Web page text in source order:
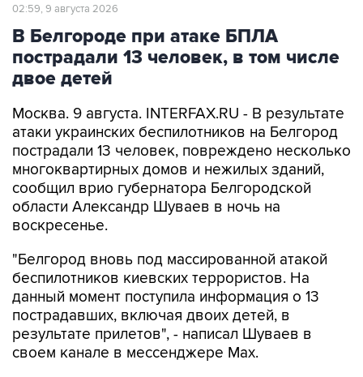
02:59, 9 августа 2026
В Белгороде при атаке БПЛА
пострадали 13 человек, в том числе
двое детей
Москва. 9 августа. INTERFAX.RU - В результате
атаки украинских беспилотников на Белгород
пострадали 13 человек, повреждено несколько
многоквартирных домов и нежилых зданий,
сообщил врио губернатора Белгородской
области Александр Шуваев в ночь на
воскресенье.
"Белгород вновь под массированной атакой
беспилотников киевских террористов. На
данный момент поступила информация о 13
пострадавших, включая двоих детей, в
результате прилетов", - написал Шуваев в
своем канале в мессенджере Max.